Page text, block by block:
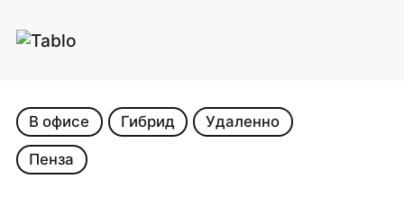
В офисе Гибрид Удаленно
Пенза